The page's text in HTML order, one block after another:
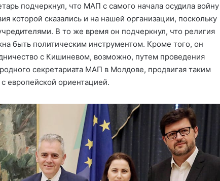
подчеркнул, что МАП с самого начала осудила войну
которой сказались и на нашей организации, поскольку
В то же время он подчеркнул, что религия
быть политическим инструментом. Кроме того, он
с Кишиневом, возможно, путем проведения
секретариата МАП в Молдове, продвигая таким
европейской ориентацией.